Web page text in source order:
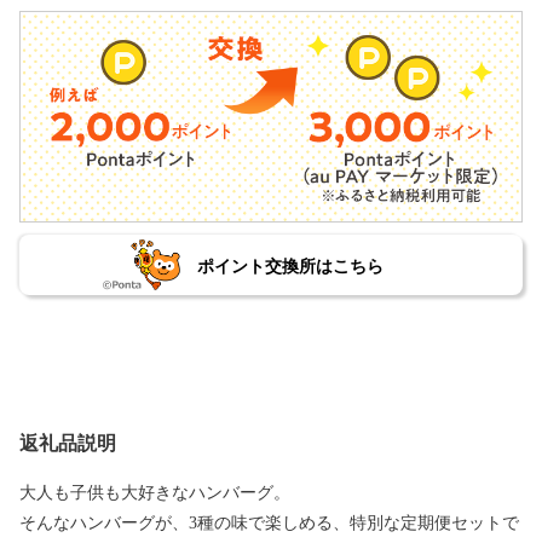
ポイント交換所はこちら
返礼品説明
大人も子供も大好きなハンバーグ。
そんなハンバーグが、3種の味で楽しめる、特別な定期便セットで